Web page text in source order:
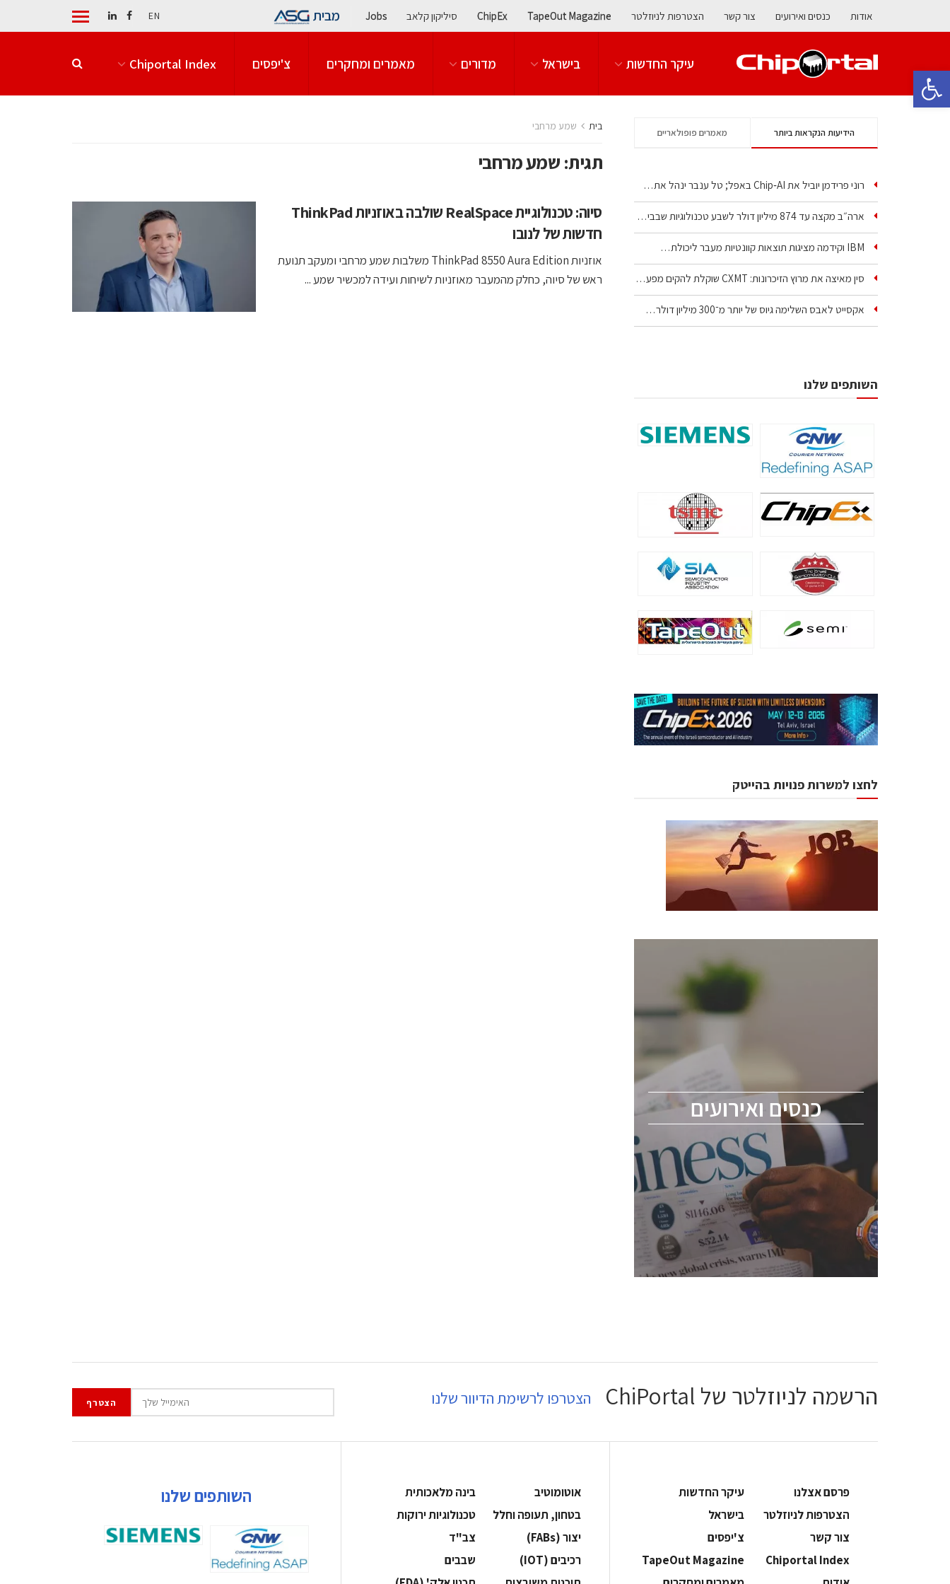
פתח סרגל נגישות
אודות כנסים ואירועים צור קשר הצטרפות לניוזלטר TapeOut Magazine
ChipEx סיליקון קלאב Jobs מבית EN
עיקר החדשות בישראל מדורים מאמרים ומחקרים צ'יפסים Chiportal Index
בית שמע מרחבי
תגית: שמע מרחבי
סיוה: טכנולוגיית RealSpace שולבה באוזניות ThinkPad
חדשות של לנובו
אוזניות ThinkPad 8550 Aura Edition משלבות שמע מרחבי ומעקב תנועת
ראש של סיוה, כחלק מהמעבר מאוזניות לשיחות ועידה למכשיר שמע ...
הידיעות הנקראות ביותר מאמרים פופולאריים
רוני פרידמן יוביל את Chip‑AI באפל; טל ענבר ינהל את…
ארה״ב מקצה עד 874 מיליון דולר לשבע טכנולוגיות שבבים…
IBM וקידמה מציגות תוצאות קוונטיות מעבר ליכולת…
סין מאיצה את מרוץ הזיכרונות: CXMT שוקלת להקים מפעל…
אקסייט לאבס השלימה גיוס של יותר מ־300 מיליון דולר…
השותפים שלנו
לחצו למשרות פנויות בהייטק
כנסים ואירועים
כנסים ואירועים
הסמיקונדקטור כולל מהנדסים, מומחים מקצועיים
ChipEx2026 will be held on May 12-13,
2026. The conference is intended for
everyone involved in the semiconductor
industry, including engineers, professional
experts, and senior executives.
לחץ לפרטים
הרשמה לניוזלטר של ChiPortal הצטרפו לרשימת הדיוור שלנו
פרסם אצלנו
עיקר החדשות
הצטרפות לניוזלטר
בישראל
צור קשר
צ'יפסים
Chiportal Index
TapeOut Magazine
אוטומוטיב
בינה מלאכותית
בטחון, תעופה וחלל
‫טכנולוגיות ירוקות‬
‫יצור (‪(FABs‬‬
‫צב"ד‬
‫רכיבים‬ (IOT)
‫שבבים‬
השותפים שלנו